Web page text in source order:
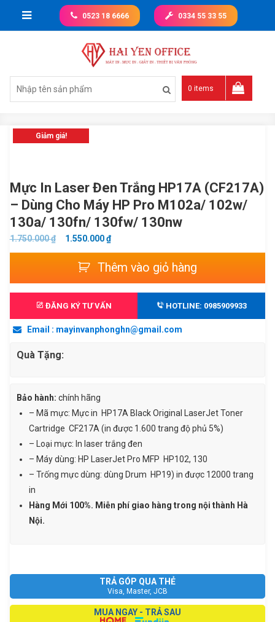
0523 18 6666 0334 55 33 55
Giá tốt nhất thị trường
0 items
Giảm giá!
Mực In Laser Đen Trắng HP17A (CF217A)
– Dùng Cho Máy HP Pro M102a/ 102w/
130a/ 130fn/ 130fw/ 130nw
1.750.000₫
GIÁ
GỐC
1.750.000 ₫.
1.550.000₫GIÁ
HIỆN
TẠI
LÀ:
trắng
HP17A
(CF217A)
cho
máy
Pro
M102a/
102w/
130a/
130fn/
130fw/
Thêm vào giỏ hàng
ĐĂNG KÝ TƯ VẤN HOTLINE: 0985909933
Email : mayinvanphonghn@gmail.com
Quà Tặng:
Bảo hành: chính hãng
– Mã mực: Mực in HP17A Black Original LaserJet Toner
Cartridge CF217A (in được 1.600 trang độ phủ 5%)
– Loại mực: In laser trắng đen
– Máy dùng: HP LaserJet Pro MFP HP102, 130
– Trống mực dùng: dùng Drum HP19) in được 12000 trang
in
Hàng Mới 100%. Miễn phí giao hàng trong nội thành Hà
Nội.
TRẢ GÓP QUA THẺ
Visa, Master, JCB
MUA NGAY - TRẢ SAU